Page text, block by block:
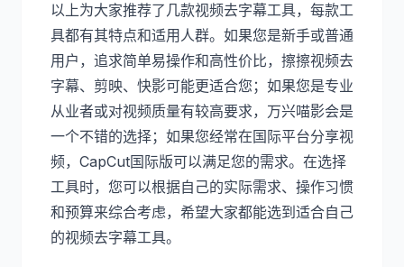
以上为大家推荐了几款视频去字幕工具，每款工
具都有其特点和适用人群。如果您是新手或普通
用户，追求简单易操作和高性价比，擦擦视频去
字幕、剪映、快影可能更适合您；如果您是专业
从业者或对视频质量有较高要求，万兴喵影会是
一个不错的选择；如果您经常在国际平台分享视
频，CapCut国际版可以满足您的需求。在选择
工具时，您可以根据自己的实际需求、操作习惯
和预算来综合考虑，希望大家都能选到适合自己
的视频去字幕工具。